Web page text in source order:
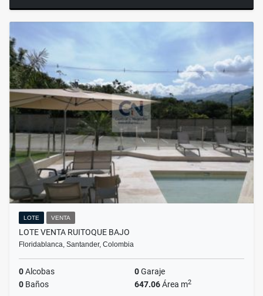
LOTE VENTA
LOTE VENTA RUITOQUE BAJO
Floridablanca, Santander, Colombia
0Alcobas 0Garaje
0 Baños 647.06Área m2